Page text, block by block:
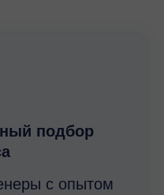
подбор
с опытом